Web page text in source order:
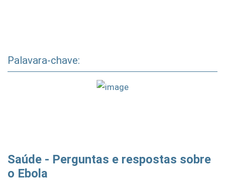
Palavara-chave:
Saúde - Perguntas e respostas sobre
o Ebola